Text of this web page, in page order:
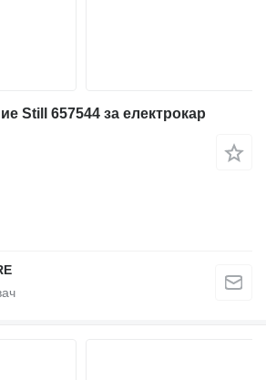
Still 657544 за електрокар